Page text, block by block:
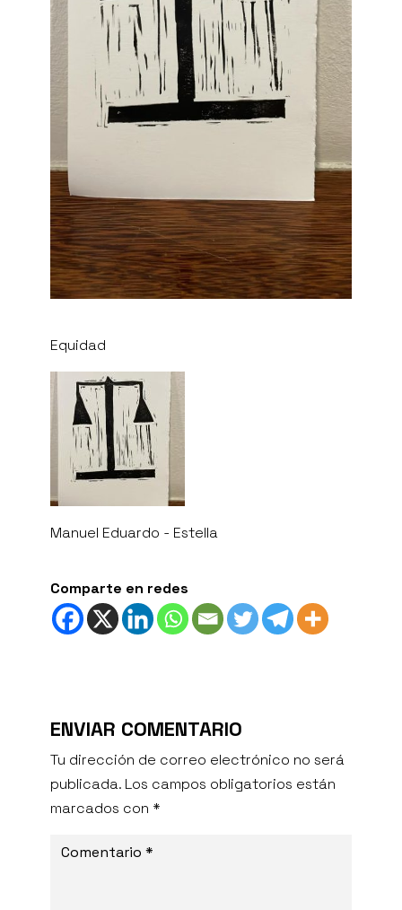
Equidad
Manuel Eduardo - Estella
Comparte en redes
ENVIAR COMENTARIO
Tu dirección de correo electrónico no será
publicada. Los campos obligatorios están
marcados con *